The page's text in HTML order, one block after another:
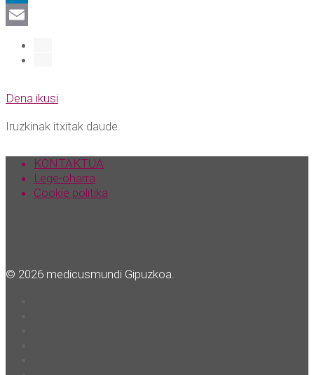
LinkedIn
Dena ikusi
Iruzkinak itxitak daude.
KONTAKTUA
Lege-oharra
Cookie politika
© 2026 medicusmundi Gipuzkoa.